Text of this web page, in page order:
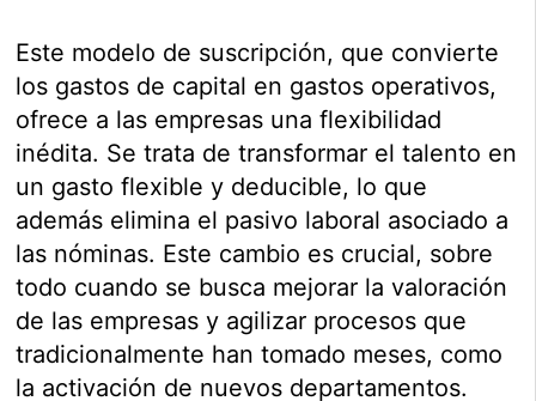
Este modelo de suscripción, que convierte
los gastos de capital en gastos operativos,
ofrece a las empresas una flexibilidad
inédita. Se trata de transformar el talento en
un gasto flexible y deducible, lo que
además elimina el pasivo laboral asociado a
las nóminas. Este cambio es crucial, sobre
todo cuando se busca mejorar la valoración
de las empresas y agilizar procesos que
tradicionalmente han tomado meses, como
la activación de nuevos departamentos.